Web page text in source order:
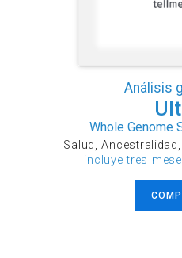
Análisis
Whole Genome
Salud,
incluye tres